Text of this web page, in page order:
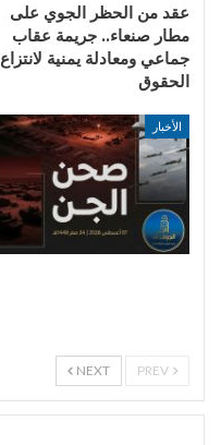
عقد من الحظر الجوي على
مطار صنعاء.. جريمة عقاب
جماعي ومعادلة يمنية لانتزاع
الحقوق
الأخبار
NEXT